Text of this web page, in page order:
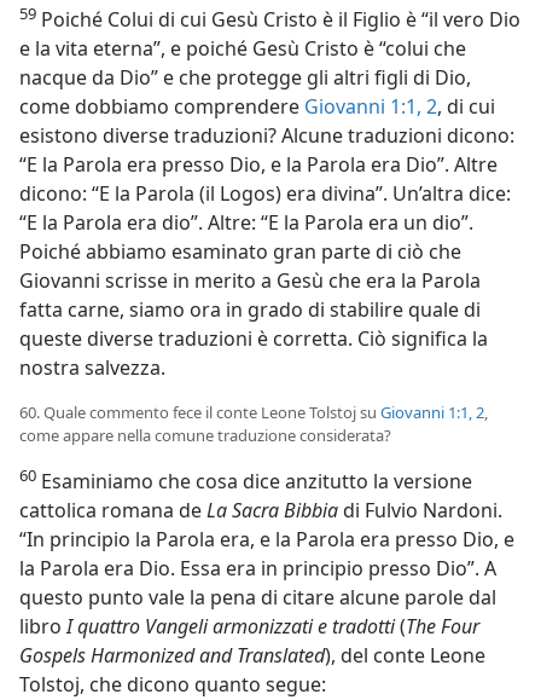
59 Poiché Colui di cui Gesù Cristo è il Figlio è “il vero Dio
e la vita eterna”, e poiché Gesù Cristo è “colui che
nacque da Dio” e che protegge gli altri figli di Dio,
come dobbiamo comprendere Giovanni 1:1, 2, di cui
esistono diverse traduzioni? Alcune traduzioni dicono:
“E la Parola era presso Dio, e la Parola era Dio”. Altre
dicono: “E la Parola (il Logos) era divina”. Un’altra dice:
“E la Parola era dio”. Altre: “E la Parola era un dio”.
Poiché abbiamo esaminato gran parte di ciò che
Giovanni scrisse in merito a Gesù che era la Parola
fatta carne, siamo ora in grado di stabilire quale di
queste diverse traduzioni è corretta. Ciò significa la
nostra salvezza.
60. Quale commento fece il conte Leone Tolstoj su Giovanni 1:1, 2,
come appare nella comune traduzione considerata?
60 Esaminiamo che cosa dice anzitutto la versione
cattolica romana deLa Sacra Bibbiadi Fulvio Nardoni.
“In principio la Parola era, e la Parola era presso Dio, e
la Parola era Dio. Essa era in principio presso Dio”. A
questo punto vale la pena di citare alcune parole dal
libroI quattro Vangeli armonizzati e tradotti(The Four
Gospels Harmonized and Translated), del conte Leone
Tolstoj, che dicono quanto segue: